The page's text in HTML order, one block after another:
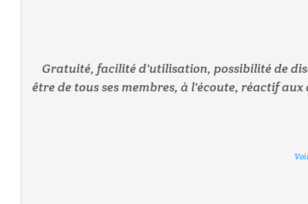
Gratuité, facilité d'utilisation, possibilité de
être de tous ses membres, à l'écoute, réactif